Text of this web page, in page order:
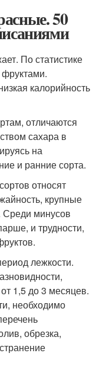
50
По статистике
калорийность
отличаются
сахара в
на
и ранние сорта.
относят
крупные
Среди минусов
и трудности,
лежкости.
1,5 до 3 месяцев.
необходимо
обрезка,